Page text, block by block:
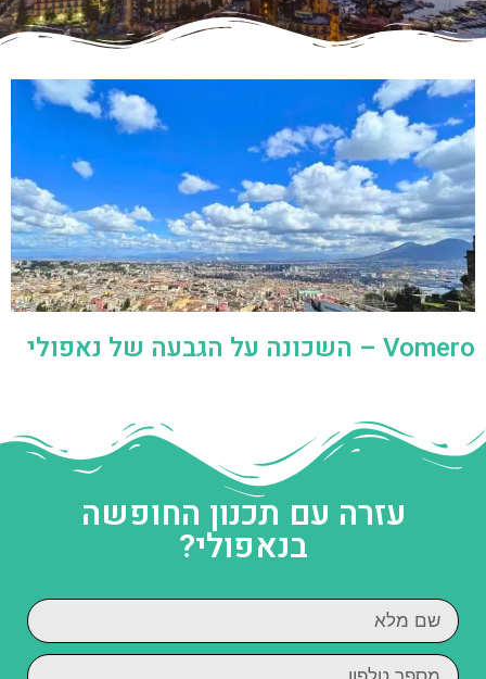
Vomero – השכונה על הגבעה של נאפולי
עזרה עם תכנון החופשה
בנאפולי?